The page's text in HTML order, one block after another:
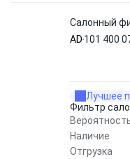
Салонный
AD 101 400
Лучшее
Фильтр
Наличие
Отгрузка